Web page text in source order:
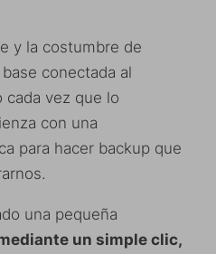
y la costumbre de
conectada al
cada vez que lo
con una
para hacer backup que
una pequeña
un simple clic,